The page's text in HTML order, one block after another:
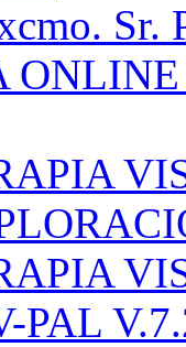
Sr.
PAL